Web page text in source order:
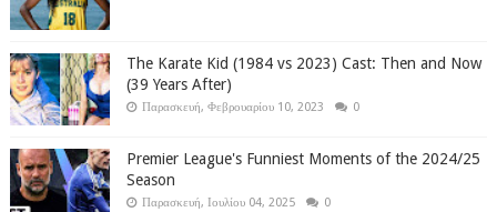
The Karate Kid (1984 vs 2023) Cast: Then and Now
(39 Years After)
Παρασκευή, Φεβρουαρίου 10, 2023 0
Premier League's Funniest Moments of the 2024/25
Season
Παρασκευή, Ιουλίου 04, 2025 0